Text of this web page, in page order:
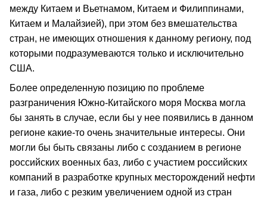
между Китаем и Вьетнамом, Китаем и Филиппинами,
Китаем и Малайзией), при этом без вмешательства
стран, не имеющих отношения к данному региону, под
которыми подразумеваются только и исключительно
США.
Более определенную позицию по проблеме
разграничения Южно-Китайского моря Москва могла
бы занять в случае, если бы у нее появились в данном
регионе какие-то очень значительные интересы. Они
могли бы быть связаны либо с созданием в регионе
российских военных баз, либо с участием российских
компаний в разработке крупных месторождений нефти
и газа, либо с резким увеличением одной из стран